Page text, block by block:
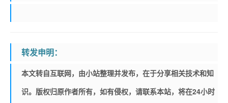
转发申明：
本文转自互联网，由小站整理并发布，在于分享相关技术和知
识。版权归原作者所有，如有侵权，请联系本站，将在24小时